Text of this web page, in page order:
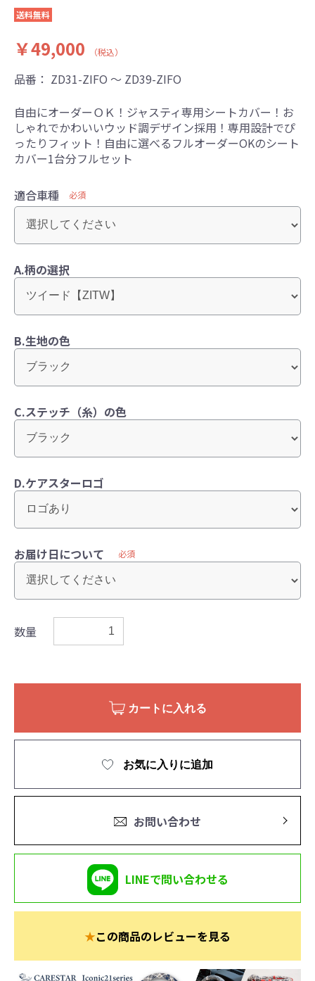
送料無料
￥49,000 （税込）
品番： ZD31-ZIFO ～ ZD39-ZIFO
自由にオーダーＯＫ！ジャスティ専用シートカバー！お
しゃれでかわいいウッド調デザイン採用！専用設計でぴ
ったりフィット！自由に選べるフルオーダーOKのシート
カバー1台分フルセット
適合車種 必須
A.柄の選択
B.生地の色
C.ステッチ（糸）の色
D.ケアスターロゴ
お届け日について 必須
数量
カートに入れる
お気に入りに追加
お問い合わせ
LINEで問い合わせる
★この商品のレビューを見る